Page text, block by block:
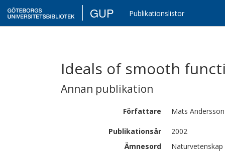
GUP Publikationslistor
Ideals of smooth
Annan publikation
Författare Mats Andersson
Publikationsår
2002
Ämnesord